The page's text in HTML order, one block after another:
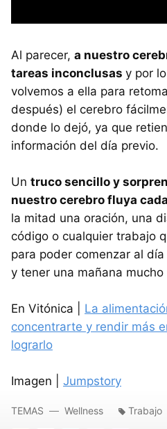
Al parecer, a nuestro
tareas inconclusas y por
volvemos a ella para
después) el cerebro
donde lo dejó, ya que
información del día previo.
Un truco sencillo y
nuestro cerebro fluya
la mitad una oración, una
código o cualquier trabajo
para poder comenzar al
y tener una mañana mucho
En Vitónica | La
concentrarte y rendir más
lograrlo
Imagen | Jumpstory
TEMAS Wellness Trabajo